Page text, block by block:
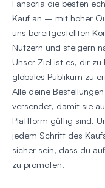
Fansoria die besten
Kauf an – mit hoher
uns bereitgestellten
Nutzern und steigern
Unser Ziel ist es, dir
globales Publikum zu
Alle deine
versendet, damit sie
Plattform gültig sind.
jedem Schritt des
sicher sein, dass du
zu promoten.